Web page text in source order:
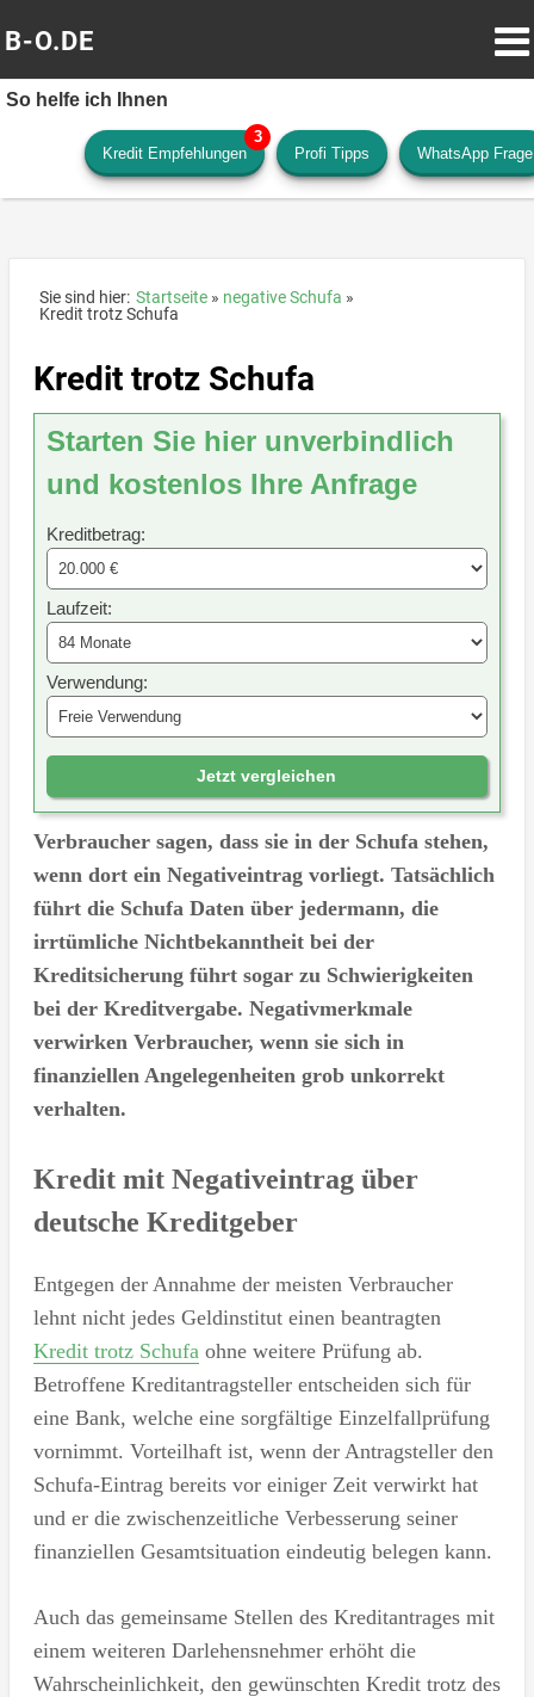
B-O.DE
So helfe ich Ihnen
Kredit Empfehlungen Profi Tipps WhatsApp Frage
Sie sind hier: Startseite
negative Schufa
Kredit trotz Schufa
Kredit trotz Schufa
Starten Sie hier unverbindlich
und kostenlos Ihre Anfrage
Kreditbetrag:
Laufzeit:
Verwendung:
Jetzt vergleichen
Verbraucher sagen, dass sie in der Schufa stehen,
wenn dort ein Negativeintrag vorliegt. Tatsächlich
führt die Schufa Daten über jedermann, die
irrtümliche Nichtbekanntheit bei der
Kreditsicherung führt sogar zu Schwierigkeiten
bei der Kreditvergabe. Negativmerkmale
verwirken Verbraucher, wenn sie sich in
finanziellen Angelegenheiten grob unkorrekt
verhalten.
Kredit mit Negativeintrag über
deutsche Kreditgeber
Entgegen der Annahme der meisten Verbraucher
lehnt nicht jedes Geldinstitut einen beantragten
Kredit trotz Schufa ohne weitere Prüfung ab.
Betroffene Kreditantragsteller entscheiden sich für
eine Bank, welche eine sorgfältige Einzelfallprüfung
vornimmt. Vorteilhaft ist, wenn der Antragsteller den
Schufa-Eintrag bereits vor einiger Zeit verwirkt hat
und er die zwischenzeitliche Verbesserung seiner
finanziellen Gesamtsituation eindeutig belegen kann.
Auch das gemeinsame Stellen des Kreditantrages mit
einem weiteren Darlehensnehmer erhöht die
Wahrscheinlichkeit, den gewünschten Kredit trotz des